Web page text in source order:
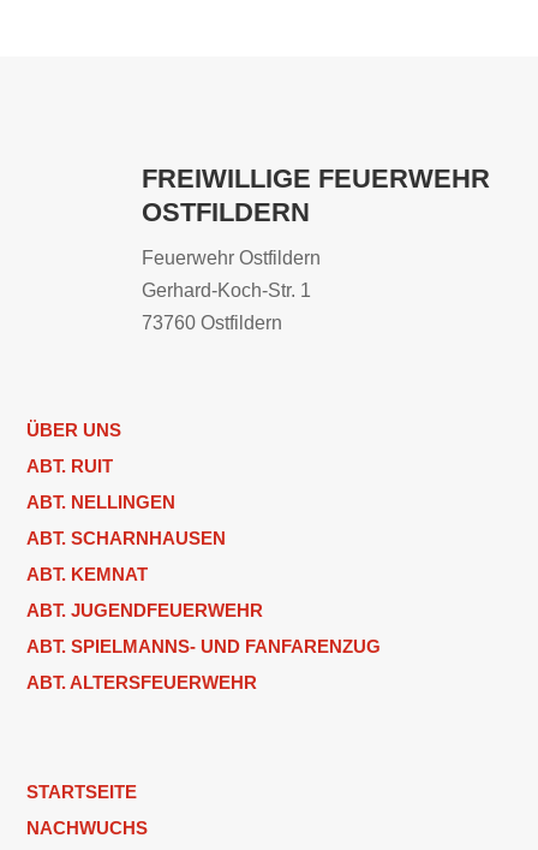
FREIWILLIGE FEUERWEHR
OSTFILDERN
Feuerwehr Ostfildern
Gerhard-Koch-Str. 1
73760 Ostfildern
ÜBER UNS
ABT. RUIT
ABT. NELLINGEN
ABT. SCHARNHAUSEN
ABT. KEMNAT
ABT. JUGENDFEUERWEHR
ABT. SPIELMANNS- UND FANFARENZUG
ABT. ALTERSFEUERWEHR
STARTSEITE
NACHWUCHS